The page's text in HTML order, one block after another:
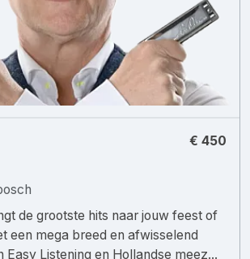
€ 450
de grootste hits naar jouw feest of
een mega breed en afwisselend
Easy Listening en Hollandse meez...